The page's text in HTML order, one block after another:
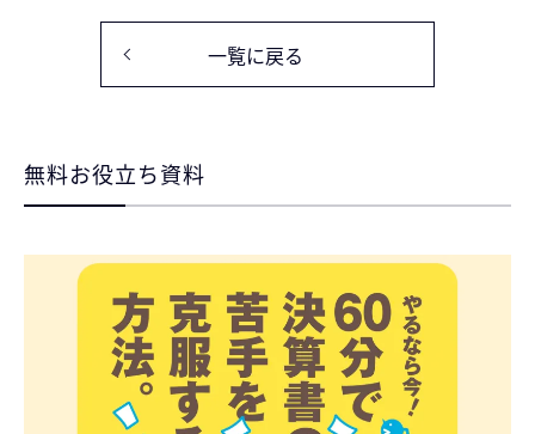
経営セミナー
一覧に戻る
無料お役立ち資料